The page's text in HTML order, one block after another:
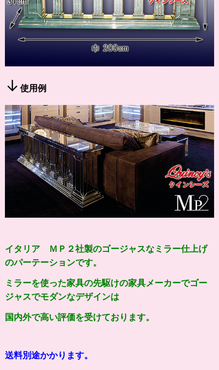
↓ 使用例
イタリア ＭＰ２社製のゴージャスなミラー仕上げ
のパーテーションです。
ミラーを使った家具の先駆けの家具メーカーでゴー
ジャスでモダンなデザインは
国内外で高い評価を受けております。
送料別途かかります。